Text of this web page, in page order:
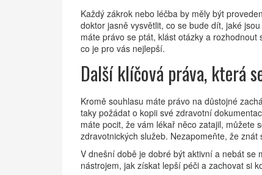
Každý zákrok nebo léčba by měly být
doktor jasně vysvětlit, co se bude dít, jaké
máte právo se ptát, klást otázky a
co je pro vás nejlepší.
Další klíčová práva, která
Kromě souhlasu máte právo na důstojné
taky požádat o kopii své zdravotní
máte pocit, že vám lékař něco zatajil, můžete
zdravotnických služeb. Nezapomeňte, že
V dnešní době je dobré být aktivní a nebát se
nástrojem, jak získat lepší péči a zachovat si